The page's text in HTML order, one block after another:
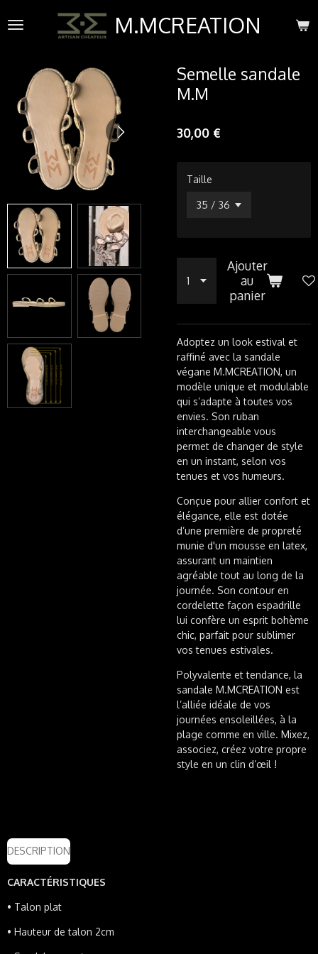
au
M.MCREATION
Semelle sandale
M.M
30,00 €
Taille
Ajouter
au
panier
Adoptez un look estival et
raffiné avec la sandale
végane M.MCREATION, un
modèle unique et modulable
qui s’adapte à toutes vos
envies. Son ruban
interchangeable vous
permet de changer de style
en un instant, selon vos
tenues et vos humeurs.
Conçue pour allier confort et
élégance, elle est dotée
d’une première de propreté
munie d'un mousse en latex,
assurant un maintien
agréable tout au long de la
journée. Son contour en
cordelette façon espadrille
lui confère un esprit bohème
chic, parfait pour sublimer
vos tenues estivales.
Polyvalente et tendance, la
sandale M.MCREATION est
l’alliée idéale de vos
journées ensoleillées, à la
plage comme en ville. Mixez,
associez, créez votre propre
style en un clin d’œil !
DESCRIPTION
CARACTÉRISTIQUES
• Talon plat
• Hauteur de talon 2cm